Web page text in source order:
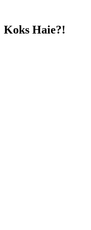
Koks Haie?!